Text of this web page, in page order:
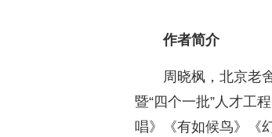
作者简介
周晓枫，北京老
暨“四个一批”人才工
唱》《有如候鸟》《